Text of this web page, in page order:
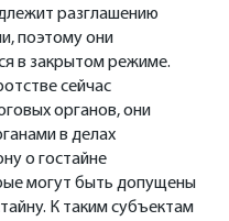
разглашению
поэтому они
в закрытом режиме.
сейчас
органов, они
в делах
о гостайне
могут быть допущены
К таким субъектам